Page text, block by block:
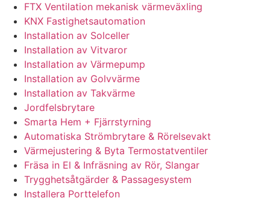
FTX Ventilation mekanisk värmeväxling
KNX Fastighetsautomation
Installation av Solceller
Installation av Vitvaror
Installation av Värmepump
Installation av Golvvärme
Installation av Takvärme
Jordfelsbrytare
Smarta Hem + Fjärrstyrning
Automatiska Strömbrytare & Rörelsevakt
Värmejustering & Byta Termostatventiler
Fräsa in El & Infräsning av Rör, Slangar
Trygghetsåtgärder & Passagesystem
Installera Porttelefon